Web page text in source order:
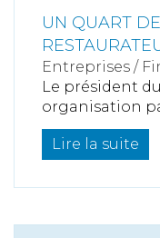
UN QUART
Entreprises /
Le président
organisation
Lire la suite